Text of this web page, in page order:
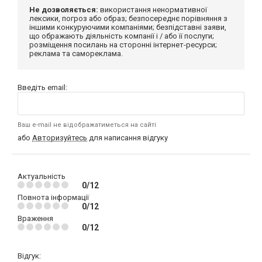
Не дозволяється: використання ненормативної
лексики, погроз або образ; безпосереднє порівняння з
іншими конкуруючими компаніями; безпідставні заяви,
що ображають діяльність компанії і / або її послуги;
розміщення посилань на сторонні інтернет-ресурси;
реклама та самореклама.
Введіть email:
Ваш e-mail не відображатиметься на сайті
або Авторизуйтесь для написання відгуку
Актуальність
0/12
Повнота інформації
0/12
Враження
0/12
Відгук: